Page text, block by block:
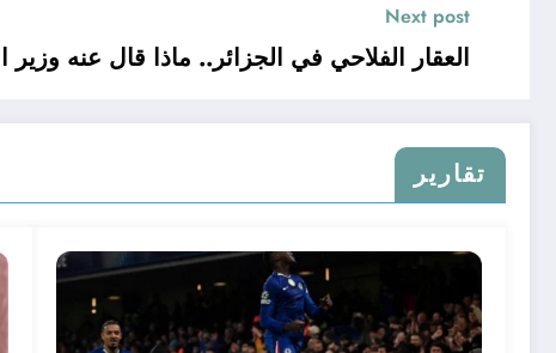
Next post
العقار الفلاحي في الجزائر.. ماذا قال عنه وزير الفلاحة ؟
تقارير